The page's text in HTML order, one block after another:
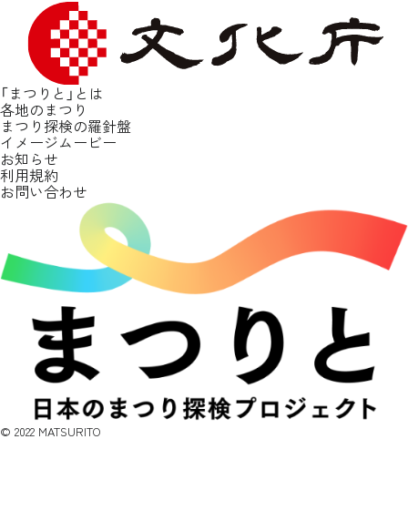
「まつりと」とは
各地のまつり
まつり探検の羅針盤
イメージムービー
お知らせ
利用規約
お問い合わせ
©︎ 2022 MATSURITO